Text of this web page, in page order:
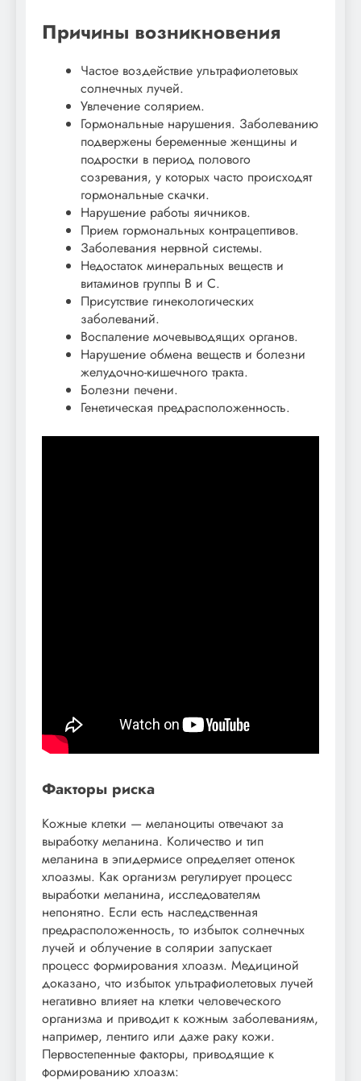
Причины возникновения
Частое воздействие ультрафиолетовых
солнечных лучей.
Увлечение солярием.
Гормональные нарушения. Заболеванию
подвержены беременные женщины и
подростки в период полового
созревания, у которых часто происходят
гормональные скачки.
Нарушение работы яичников.
Прием гормональных контрацептивов.
Заболевания нервной системы.
Недостаток минеральных веществ и
витаминов группы В и С.
Присутствие гинекологических
заболеваний.
Воспаление мочевыводящих органов.
Нарушение обмена веществ и болезни
желудочно-кишечного тракта.
Болезни печени.
Генетическая предрасположенность.
Факторы риска
Кожные клетки — меланоциты отвечают за
выработку меланина. Количество и тип
меланина в эпидермисе определяет оттенок
хлоазмы. Как организм регулирует процесс
выработки меланина, исследователям
непонятно. Если есть наследственная
предрасположенность, то избыток солнечных
лучей и облучение в солярии запускает
процесс формирования хлоазм. Медициной
доказано, что избыток ультрафиолетовых лучей
негативно влияет на клетки человеческого
организма и приводит к кожным заболеваниям,
например, лентиго или даже раку кожи.
Первостепенные факторы, приводящие к
формированию хлоазм: